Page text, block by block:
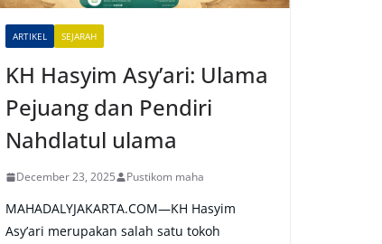
ARTIKEL SEJARAH
KH Hasyim Asy’ari: Ulama
Pejuang dan Pendiri
Nahdlatul ulama
December 23, 2025 Pustikom maha
MAHADALYJAKARTA.COM—KH Hasyim
Asy’ari merupakan salah satu tokoh